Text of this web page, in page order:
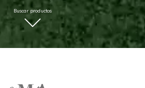
Buscar productos